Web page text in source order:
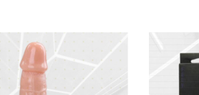
dụng.
hưởng khoái cảm siêu cường độ